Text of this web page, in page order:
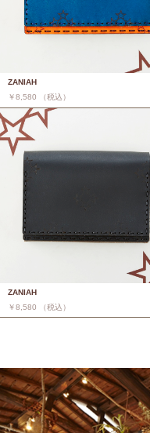
ZANIAH
￥8,580 （税込）
ZANIAH
￥8,580 （税込）